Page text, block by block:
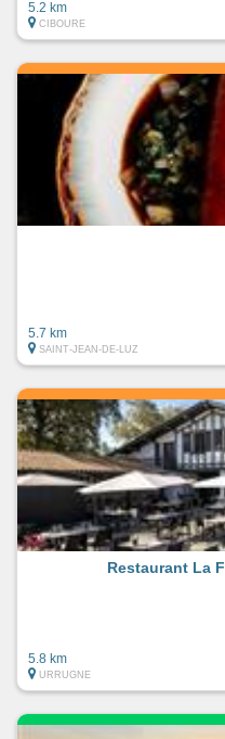
5.2 km
CIBOURE
5.7 km
SAINT-JEAN-DE-LUZ
Restaurant La
5.8 km
URRUGNE